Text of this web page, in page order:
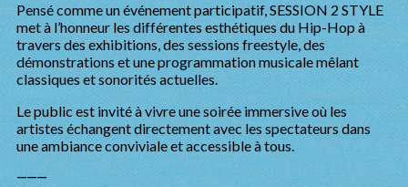
Pensé comme un événement participatif, SESSION 2 STYLE
met à l’honneur les différentes esthétiques du Hip-Hop à
travers des exhibitions, des sessions freestyle, des
démonstrations et une programmation musicale mêlant
classiques et sonorités actuelles.
Le public est invité à vivre une soirée immersive où les
artistes échangent directement avec les spectateurs dans
une ambiance conviviale et accessible à tous.
⸻